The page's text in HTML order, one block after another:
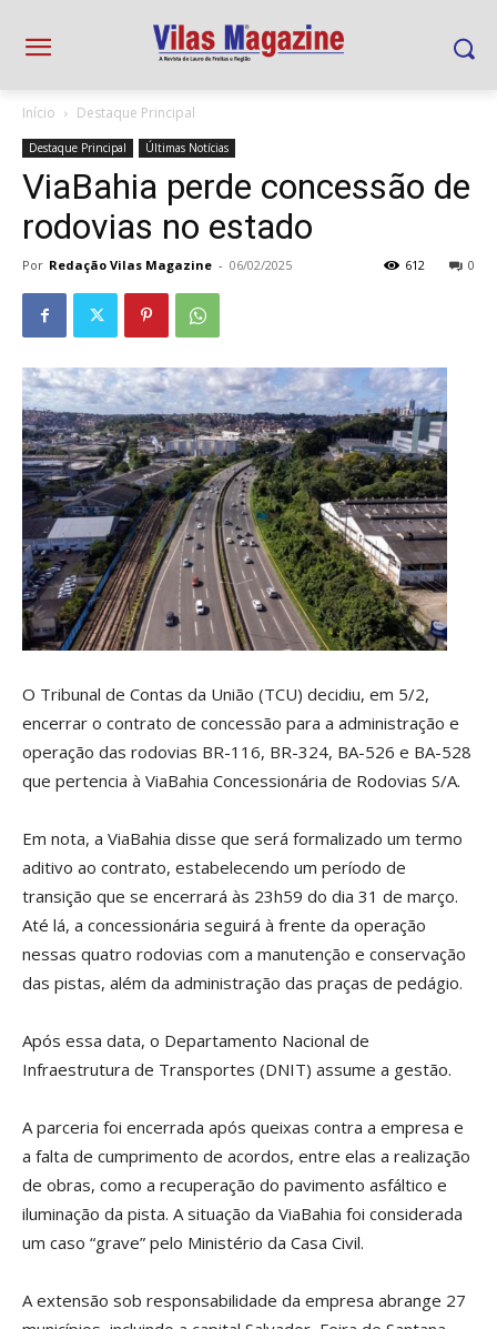
Início Destaque Principal
Destaque Principal Últimas Notícias
ViaBahia perde concessão de
rodovias no estado
Por Redação Vilas Magazine - 06/02/2025 0
612
O Tribunal de Contas da União (TCU) decidiu, em 5/2,
encerrar o contrato de concessão para a administração e
operação das rodovias BR-116, BR-324, BA-526 e BA-528
que pertencia à ViaBahia Concessionária de Rodovias S/A.
Em nota, a ViaBahia disse que será formalizado um termo
aditivo ao contrato, estabelecendo um período de
transição que se encerrará às 23h59 do dia 31 de março.
Até lá, a concessionária seguirá à frente da operação
nessas quatro rodovias com a manutenção e conservação
das pistas, além da administração das praças de pedágio.
Após essa data, o Departamento Nacional de
Infraestrutura de Transportes (DNIT) assume a gestão.
A parceria foi encerrada após queixas contra a empresa e
a falta de cumprimento de acordos, entre elas a realização
de obras, como a recuperação do pavimento asfáltico e
iluminação da pista. A situação da ViaBahia foi considerada
um caso “grave” pelo Ministério da Casa Civil.
A extensão sob responsabilidade da empresa abrange 27